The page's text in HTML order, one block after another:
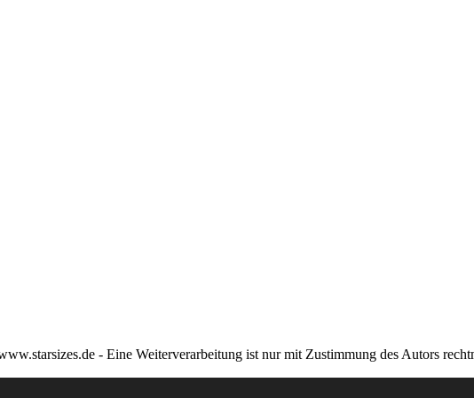
- Eine Weiterverarbeitung ist nur mit Zustimmung des Autors